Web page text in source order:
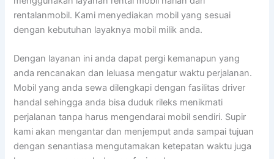
rentalanmobil. Kami menyediakan mobil yang sesuai
dengan kebutuhan layaknya mobil milik anda.
Dengan layanan ini anda dapat pergi kemanapun yang
anda rencanakan dan leluasa mengatur waktu perjalanan.
Mobil yang anda sewa dilengkapi dengan fasilitas driver
handal sehingga anda bisa duduk rileks menikmati
perjalanan tanpa harus mengendarai mobil sendiri. Supir
kami akan mengantar dan menjemput anda sampai tujuan
dengan senantiasa mengutamakan ketepatan waktu juga